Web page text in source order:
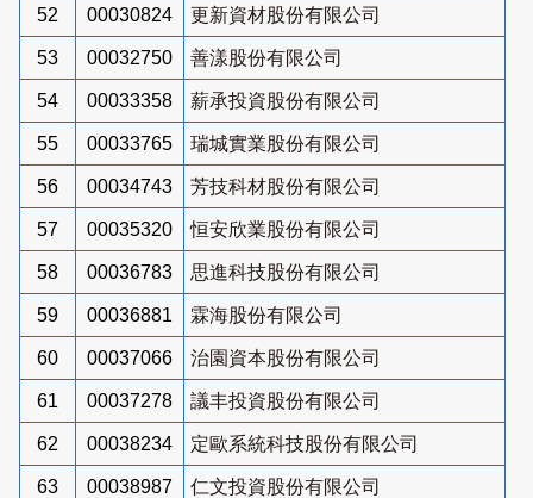
52 00030824 更新資材股份有限公司
53 00032750 善漾股份有限公司
54 00033358 薪承投資股份有限公司
55 00033765 瑞城實業股份有限公司
56 00034743 芳技科材股份有限公司
57 00035320 恒安欣業股份有限公司
58 00036783 思進科技股份有限公司
59 00036881 霖海股份有限公司
60 00037066 治園資本股份有限公司
61 00037278 議丰投資股份有限公司
62 00038234 定歐系統科技股份有限公司
63 00038987 仁文投資股份有限公司